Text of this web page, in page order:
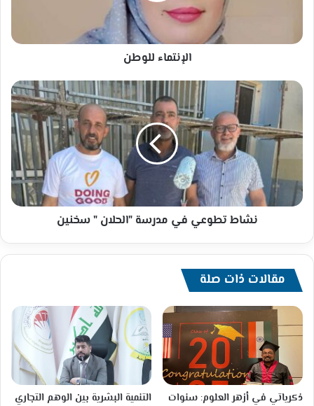
الإنتماء للوطن
نشاط
تطوعي
مدرسة
"الحلان
"
سخنين
نشاط تطوعي في مدرسة "الحلان " سخنين
مقالات ذات صلة
ذكرياتي في أزهر العلوم: سنوات
التنمية البشرية بين الوهم التجاري